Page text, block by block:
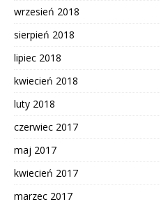
wrzesień 2018
sierpień 2018
lipiec 2018
kwiecień 2018
luty 2018
czerwiec 2017
maj 2017
kwiecień 2017
marzec 2017